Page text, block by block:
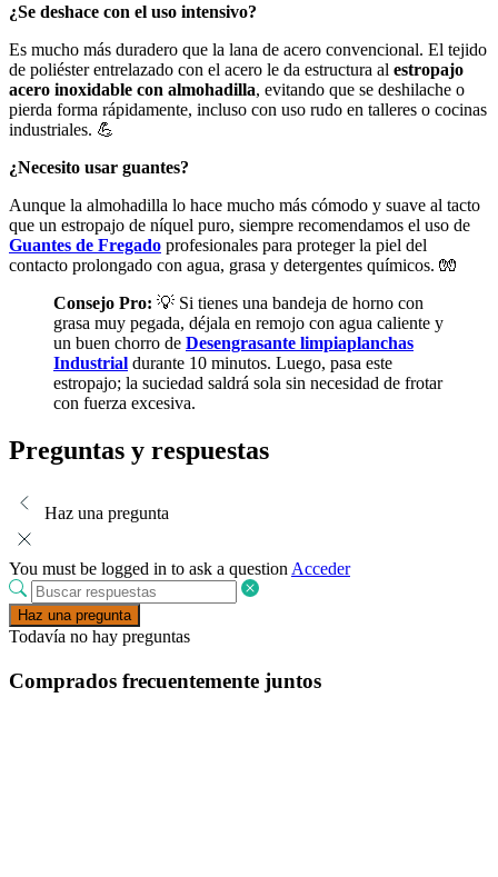
¿Se deshace con el uso intensivo?
Es mucho más duradero que la lana de acero convencional. El tejido
de poliéster entrelazado con el acero le da estructura al estropajo
acero inoxidable con almohadilla, evitando que se deshilache o
pierda forma rápidamente, incluso con uso rudo en talleres o cocinas
industriales. 💪
¿Necesito usar guantes?
Aunque la almohadilla lo hace mucho más cómodo y suave al tacto
que un estropajo de níquel puro, siempre recomendamos el uso de
Guantes de Fregado profesionales para proteger la piel del
contacto prolongado con agua, grasa y detergentes químicos. 🧤
Consejo Pro: 💡 Si tienes una bandeja de horno con
grasa muy pegada, déjala en remojo con agua caliente y
un buen chorro de Desengrasante limpiaplanchas
Industrial durante 10 minutos. Luego, pasa este
estropajo; la suciedad saldrá sola sin necesidad de frotar
con fuerza excesiva.
Preguntas y respuestas
Haz una pregunta
You must be logged in to ask a question Acceder
Haz una pregunta
Todavía no hay preguntas
Comprados frecuentemente juntos